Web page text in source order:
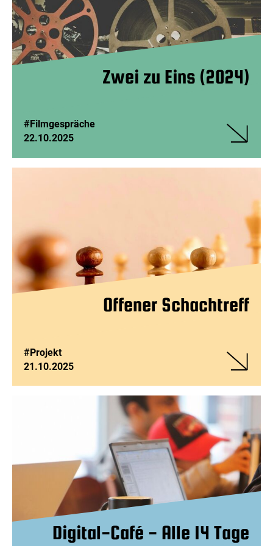
Zwei zu Eins (2024)
#Filmgespräche
22.10.2025
Zwei
(2024)
Offener Schachtreff
#Projekt
21.10.2025
Offener
Digital-Café - Alle 14 Tage